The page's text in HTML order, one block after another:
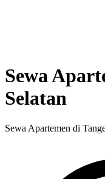
Sewa
Selatan
Sewa Apartemen di